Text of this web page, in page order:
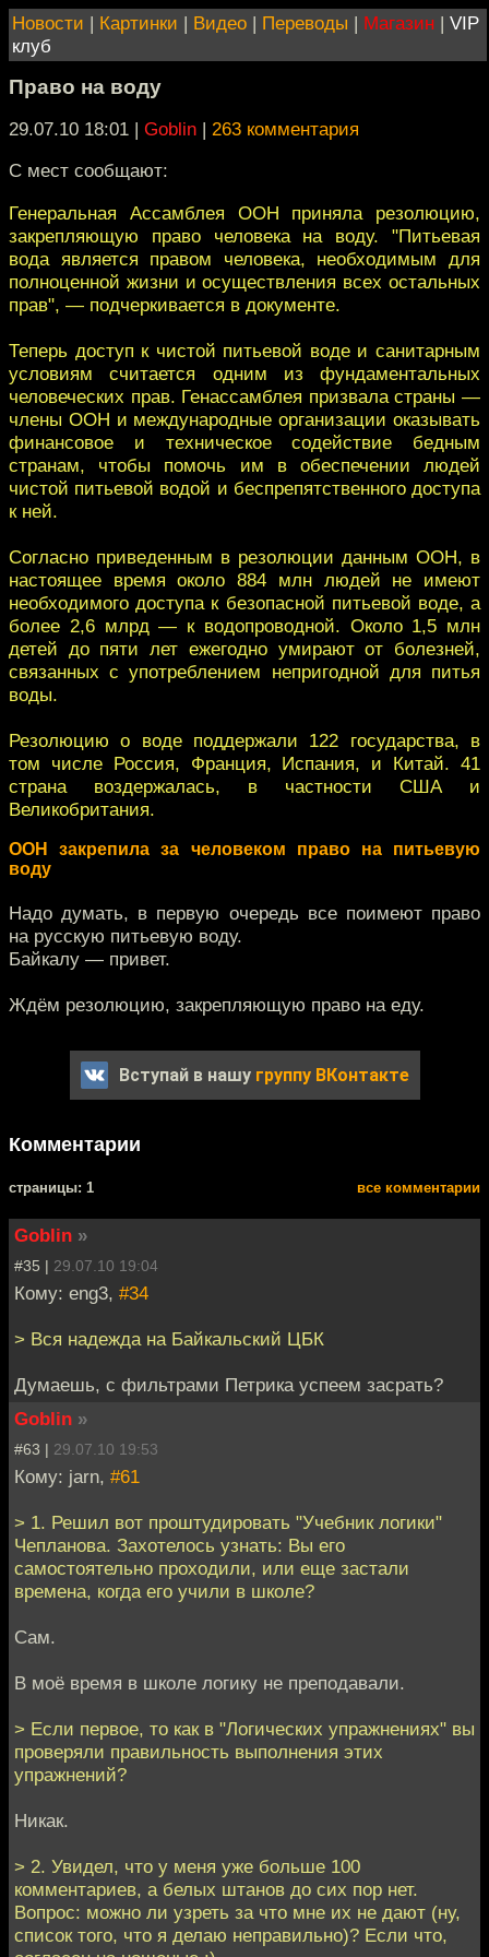
Новости | Картинки | Видео | Переводы | Магазин | VIP
клуб
Право на воду
29.07.10 18:01 | Goblin | 263 комментария
С мест сообщают:
Генеральная Ассамблея ООН приняла резолюцию,
закрепляющую право человека на воду. "Питьевая
вода является правом человека, необходимым для
полноценной жизни и осуществления всех остальных
прав", — подчеркивается в документе.
Теперь доступ к чистой питьевой воде и санитарным
условиям считается одним из фундаментальных
человеческих прав. Генассамблея призвала страны —
члены ООН и международные организации оказывать
финансовое и техническое содействие бедным
странам, чтобы помочь им в обеспечении людей
чистой питьевой водой и беспрепятственного доступа
к ней.
Согласно приведенным в резолюции данным ООН, в
настоящее время около 884 млн людей не имеют
необходимого доступа к безопасной питьевой воде, а
более 2,6 млрд — к водопроводной. Около 1,5 млн
детей до пяти лет ежегодно умирают от болезней,
связанных с употреблением непригодной для питья
воды.
Резолюцию о воде поддержали 122 государства, в
том числе Россия, Франция, Испания, и Китай. 41
страна воздержалась, в частности США и
Великобритания.
ООН закрепила за человеком право на питьевую
воду
Надо думать, в первую очередь все поимеют право
на русскую питьевую воду.
Байкалу — привет.
Ждём резолюцию, закрепляющую право на еду.
Вступай в нашу группу ВКонтакте
Комментарии
cтраницы: 1 все комментарии
Goblin »
#35 | 29.07.10 19:04
Кому: eng3, #34
> Вся надежда на Байкальский ЦБК
Думаешь, с фильтрами Петрика успеем засрать?
Goblin »
#63 | 29.07.10 19:53
Кому: jarn, #61
> 1. Решил вот проштудировать "Учебник логики"
Чепланова. Захотелось узнать: Вы его
самостоятельно проходили, или еще застали
времена, когда его учили в школе?
Сам.
В моё время в школе логику не преподавали.
> Если первое, то как в "Логических упражнениях" вы
проверяли правильность выполнения этих
упражнений?
Никак.
> 2. Увидел, что у меня уже больше 100
комментариев, а белых штанов до сих пор нет.
Вопрос: можно ли узреть за что мне их не дают (ну,
список того, что я делаю неправильно)? Если что,